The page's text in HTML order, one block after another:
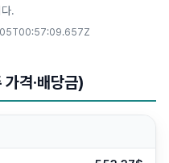
.
격·배당금)